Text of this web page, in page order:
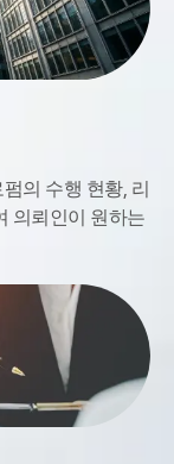
의 수행 현황, 리
의뢰인이 원하는